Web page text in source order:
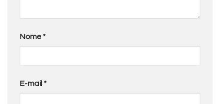
Nome*
E-mail *